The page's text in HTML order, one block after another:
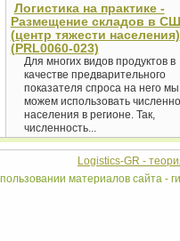
Логистика на практике -
Размещение складов в
(центр тяжести населения)
(PRL0060-023)
Для многих видов продуктов в
качестве предварительного
показателя спроса на него мы
можем использовать
населения в регионе. Так,
численность...
Logistics-GR -
материалов сайта -